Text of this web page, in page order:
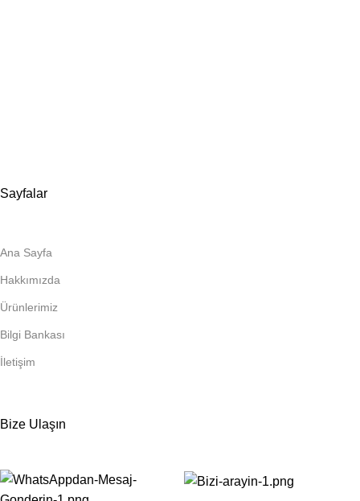
Sayfalar
Ana Sayfa
Hakkımızda
Ürünlerimiz
Bilgi Bankası
İletişim
Bize Ulaşın